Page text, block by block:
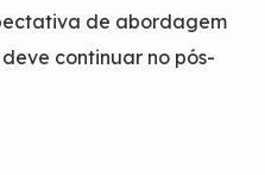
de abordagem
continuar no pós-